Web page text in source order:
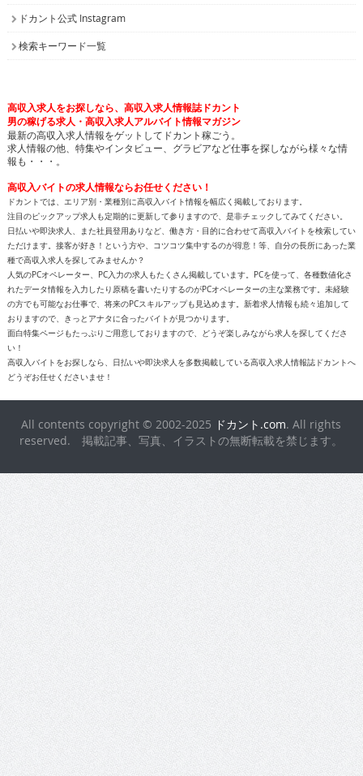
ドカント公式 Instagram
検索キーワード一覧
高収入求人をお探しなら、高収入求人情報誌ドカント
男の稼げる求人・高収入求人アルバイト情報マガジン
最新の高収入求人情報をゲットしてドカント稼ごう。
求人情報の他、特集やインタビュー、グラビアなど仕事を探しながら様々な情
報も・・・。
高収入バイトの求人情報ならお任せください！
ドカントでは、エリア別・業種別に高収入バイト情報を幅広く掲載しております。
注目のピックアップ求人も定期的に更新して参りますので、是非チェックしてみてください。
日払いや即決求人、また社員登用ありなど、働き方・目的に合わせて高収入バイトを検索してい
ただけます。接客が好き！という方や、コツコツ集中するのが得意！等、自分の長所にあった業
種で高収入求人を探してみませんか？
人気のPCオペレーター、PC入力の求人もたくさん掲載しています。PCを使って、各種数値化さ
れたデータ情報を入力したり原稿を書いたりするのがPCオペレーターの主な業務です。未経験
の方でも可能なお仕事で、将来のPCスキルアップも見込めます。新着求人情報も続々追加して
おりますので、きっとアナタに合ったバイトが見つかります。
面白特集ページもたっぷりご用意しておりますので、どうぞ楽しみながら求人を探してくださ
い！
高収入バイトをお探しなら、日払いや即決求人を多数掲載している高収入求人情報誌ドカントへ
どうぞお任せくださいませ！
All contents copyright © 2002-2025 ドカント.com. All rights
reserved. 掲載記事、写真、イラストの無断転載を禁じます。